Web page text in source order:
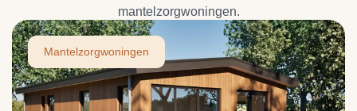
mantelzorgwoningen.
Mantelzorgwoningen